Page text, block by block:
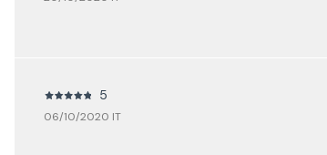
5
06/10/2020 IT